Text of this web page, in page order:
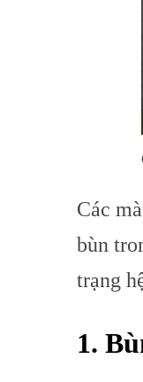
Các
bùn
trạng
1.